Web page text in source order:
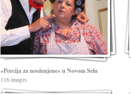
»Porcija za neoženjene« u Novom Selu
116 images